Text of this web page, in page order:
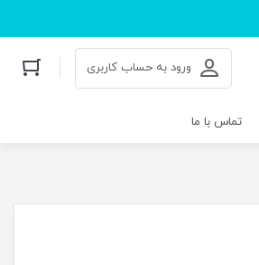
ورود به حساب کاربری
تماس با ما